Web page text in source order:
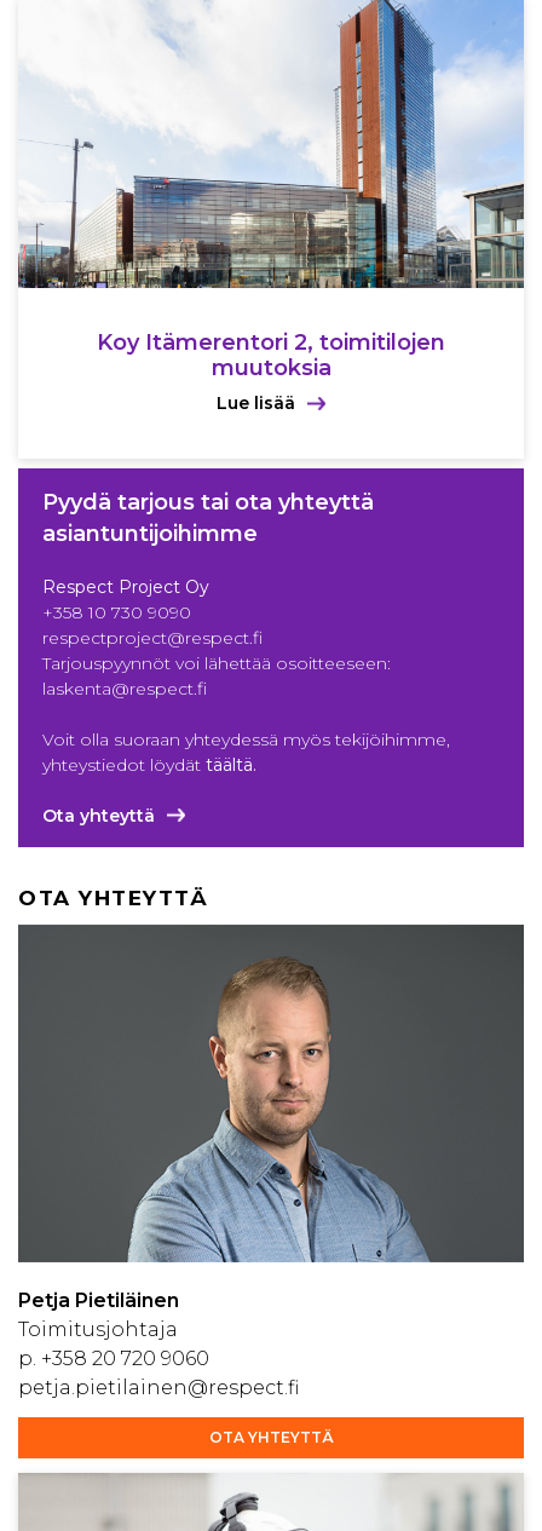
Koy Itämerentori 2, toimitilojen
muutoksia
Lue lisää
Pyydä tarjous tai ota yhteyttä
asiantuntijoihimme
Respect Project Oy
+358 10 730 9090
respectproject@respect.fi
Tarjouspyynnöt voi lähettää osoitteeseen:
laskenta@respect.fi
Voit olla suoraan yhteydessä myös tekijöihimme,
yhteystiedot löydät täältä.
Ota yhteyttä
OTA YHTEYTTÄ
Petja Pietiläinen
Toimitusjohtaja
p. +358 20 720 9060
petja.pietilainen@respect.fi
OTA YHTEYTTÄ